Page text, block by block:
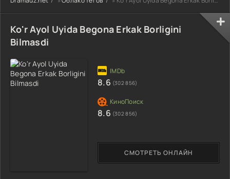
2026 HD skachat
seriali uzbek
tilida Barcha
skachat
tilida Barcha
qismlar 2026 HD
Ko'r Ayol Uyida Begona Erkak Borligini
Bilmasdi
СМОТРЕТЬ ОНЛАЙН
8.6 (302 856)
8.6 (302 856)